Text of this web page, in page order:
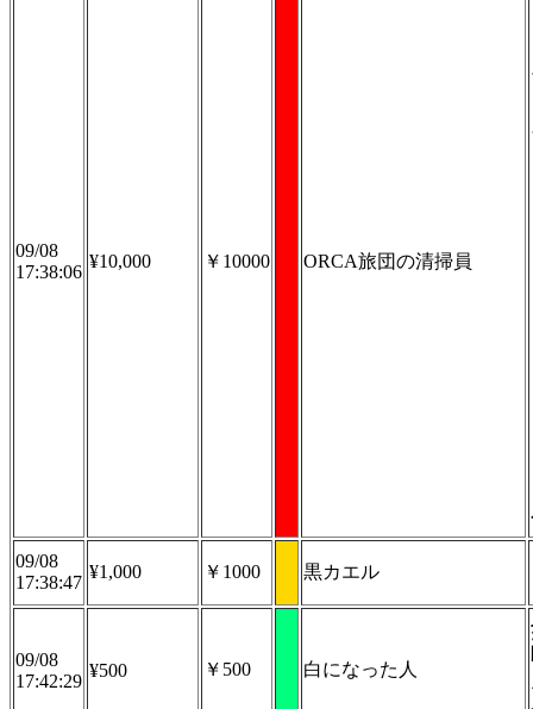
09/08
17:38:06
¥10,000 ￥10000 ORCA旅団の清掃員
09/08
17:38:47
¥1,000 ￥1000 黒カエル
09/08
17:42:29
¥500 ￥500 白になった人